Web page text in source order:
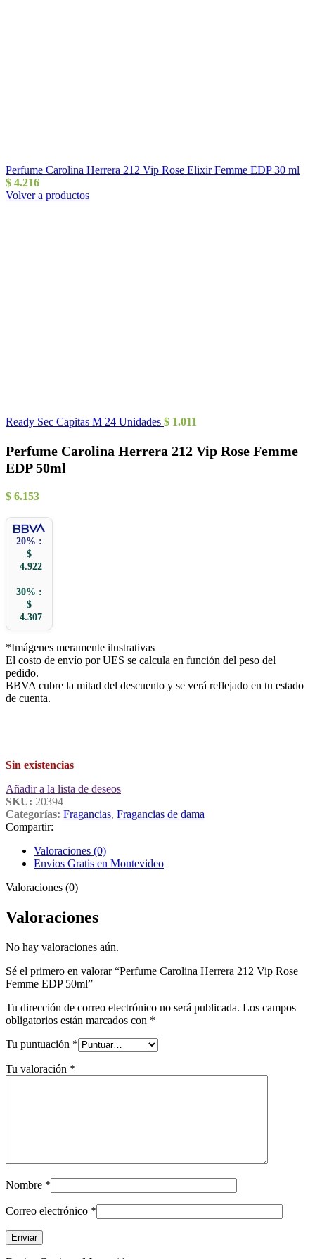
Perfume Carolina Herrera 212 Vip Rose Elixir Femme EDP 30 ml
$ 4.216
Volver a productos
Ready Sec Capitas M 24 Unidades $ 1.011
Perfume Carolina Herrera 212 Vip Rose Femme
EDP 50ml
$ 6.153
20% :
$
4.922
30% :
$
4.307
*Imágenes meramente ilustrativas
El costo de envío por UES se calcula en función del peso del
pedido.
BBVA cubre la mitad del descuento y se verá reflejado en tu estado
de cuenta.
Sin existencias
Añadir a la lista de deseos
SKU: 20394
Categorías: Fragancias, Fragancias de dama
Compartir:
Valoraciones (0)
Envios Gratis en Montevideo
Valoraciones (0)
Valoraciones
No hay valoraciones aún.
Sé el primero en valorar “Perfume Carolina Herrera 212 Vip Rose
Femme EDP 50ml”
Tu dirección de correo electrónico no será publicada. Los campos
obligatorios están marcados con *
Tu puntuación *
Tu valoración *
Nombre *
Correo electrónico *